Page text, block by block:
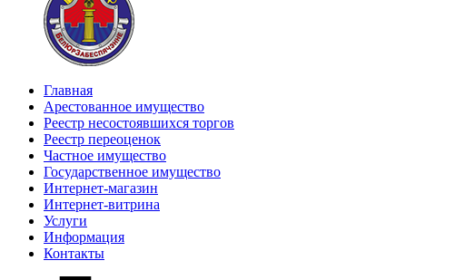
Главная
Арестованное имущество
Реестр несостоявшихся торгов
Реестр переоценок
Частное имущество
Государственное имущество
Интернет-магазин
Интернет-витрина
Услуги
Информация
Контакты